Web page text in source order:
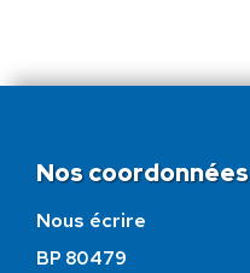
Nos coordonnées
Nous écrire
BP 80479